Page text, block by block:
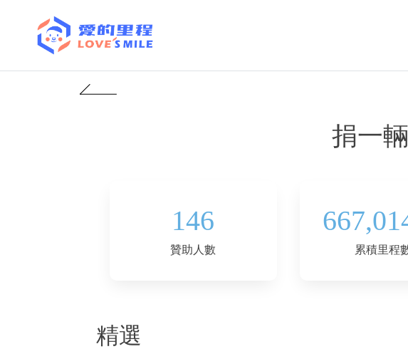
捐一
146
贊助人數 累積里程
精選